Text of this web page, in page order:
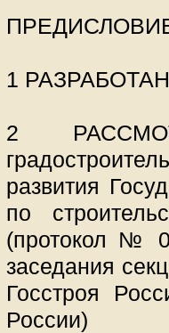
1
2
развития
по
(протокол №
заседания
Госстроя
России)